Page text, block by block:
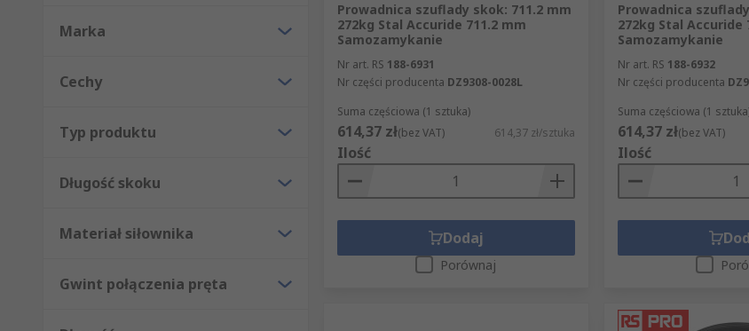
Marka
Cechy
Typ produktu
Długość skoku
Materiał siłownika
Gwint połączenia pręta
Prowadnica szuflady skok: 711.2 mm
272kg Stal Accuride 711.2 mm
Samozamykanie
Nr art. RS 188-6931
Nr części producenta DZ9308-0028L
Suma częściowa (1 sztuka)
614,37 zł(bez VAT) 614,37 zł/sztuka
Ilość
Dodaj
Porównaj
Prowadnica
272kg Stal Accuride
Samozamykanie
Nr art. RS 188-6932
Nr części producenta
Suma częściowa (1
614,37 zł(bez VAT)
Ilość